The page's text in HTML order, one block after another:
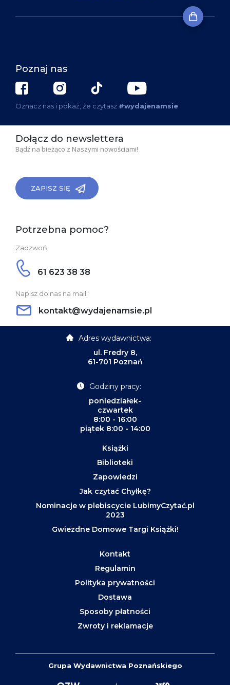
Poznaj nas
Oznacz nas i pokaż, że czytasz #wydajenamsie
Dołącz do newslettera
Bądź na bieżąco z Naszymi nowościami!
ZAPISZ SIĘ
Potrzebna pomoc?
Zadzwoń:
61 623 38 38
Napisz do nas na mail:
kontakt@wydajenamsie.pl
Adres wydawnictwa:
ul. Fredry 8,
61-701 Poznań
Godziny pracy:
poniedziałek-
czwartek
8:00 - 16:00
piątek 8:00 - 14:00
Książki
Biblioteki
Zapowiedzi
Jak czytać Chyłkę?
Nominacje w plebiscycie LubimyCzytać.pl
2023
Gwiezdne Domowe Targi Książki!
Kontakt
Regulamin
Polityka prywatności
Dostawa
Sposoby płatności
Zwroty i reklamacje
Grupa Wydawnictwa Poznańskiego